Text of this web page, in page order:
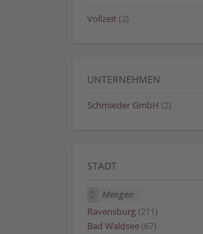
Vollzeit (2)
UNTERNEHMEN
Schmieder GmbH (2)
STADT
Mengen
Ravensburg (211)
Bad Waldsee (67)